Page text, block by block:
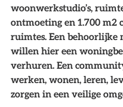
woonwerkstudio’s,
ontmoeting en 1.700 m2
ruimtes. Een behoorlijke
willen hier een
verhuren. Een
werken, wonen, leren,
zorgen in een veilige